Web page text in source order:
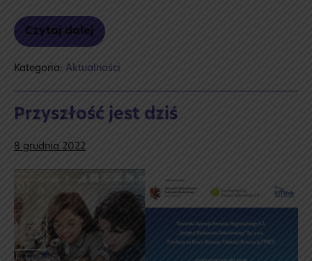
Czytaj dalej
Stypendium
PRM
Kategoria: Aktualności
Przyszłość jest dziś
8 grudnia 2022
Przyszłość
jest
dziś